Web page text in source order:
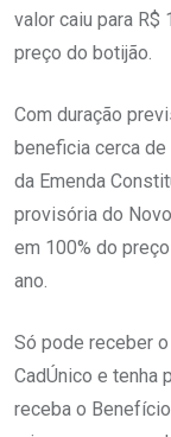
valor caiu para R$
preço do botijão.
Com duração
beneficia cerca
da Emenda
provisória do
em 100% do
ano.
Só pode receber
CadÚnico e tenha
receba o